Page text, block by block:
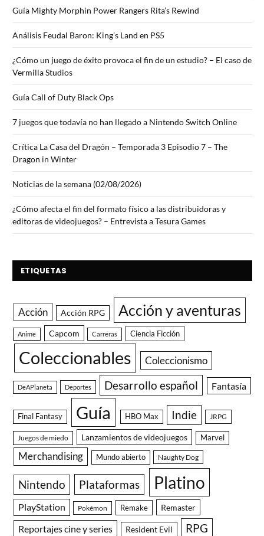
Guía Mighty Morphin Power Rangers Rita’s Rewind
Análisis Feudal Baron: King’s Land en PS5
¿Cómo un juego de éxito provoca el fin de un estudio? – El caso de
Vermilla Studios
Guía Call of Duty Black Ops
7 juegos que todavía no han llegado a Nintendo Switch Online
Crítica La Casa del Dragón – Temporada 3 Episodio 7 – The
Dragon in Winter
Noticias de la semana (02/08/2026)
¿Cómo afecta el fin del formato físico a las distribuidoras y
editoras de videojuegos? – Entrevista a Tesura Games
ETIQUETAS
Acción Acción RPG Acción y aventuras
Anime Capcom Carreras Ciencia Ficción
Coleccionables Coleccionismo
DeAPlaneta Deportes Desarrollo español Fantasía
Final Fantasy Guía HBO Max Indie JRPG
Juegos de miedo Lanzamientos de videojuegos Marvel
Merchandising Mundo abierto Naughty Dog
Nintendo Plataformas Platino
PlayStation Pokémon Remake Remaster
Reportajes cine y series Resident Evil RPG